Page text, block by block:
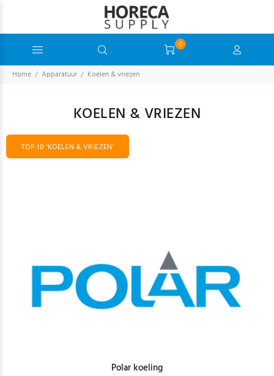
0
Home Apparatuur Koelen & vriezen
KOELEN & VRIEZEN
TOP 10 'KOELEN & VRIEZEN'
Polar koeling